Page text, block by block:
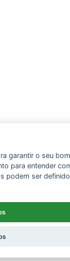
garantir o seu
para entender
podem ser